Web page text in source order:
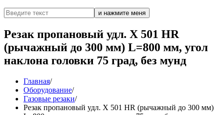
Резак пропановый удл. X 501 HR
(рычажный до 300 мм) L=800 мм, угол
наклона головки 75 град, без мунд
Главная/
Оборудование/
Газовые резаки/
Резак пропановый удл. X 501 HR (рычажный до 300 мм)